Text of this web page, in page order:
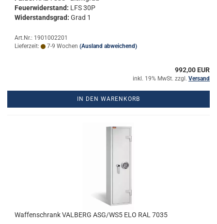
Feu­er­wi­der­stand: LFS 30P
Wi­der­stands­grad: Grad 1
Art.Nr.: 1901002201
Lieferzeit:
7-9 Wochen (Ausland abweichend)
992,00 EUR
inkl. 19% MwSt. zzgl. Versand
IN DEN WARENKORB
Waf­fen­schrank VAL­BERG ASG/WS5 ELO RAL 7035